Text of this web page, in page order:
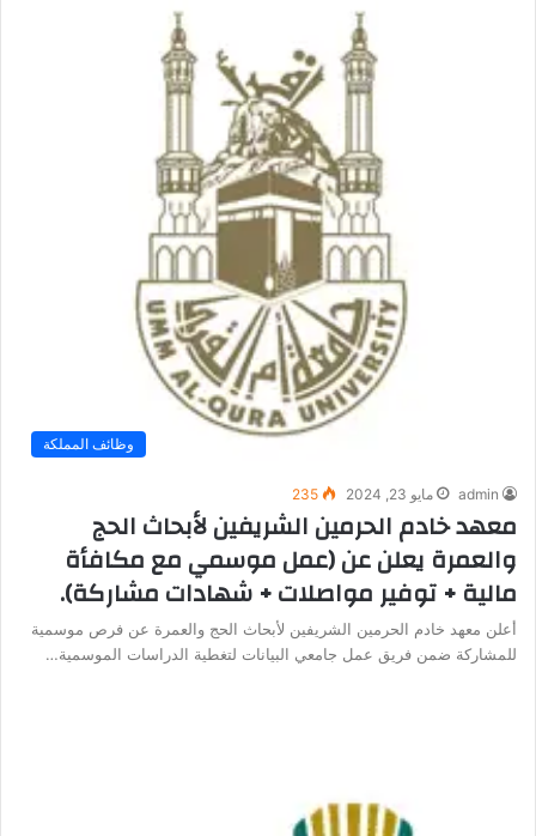
وظائف المملكة
admin مايو 23, 2024 235
معهد خادم الحرمين الشريفين لأبحاث الحج
والعمرة يعلن عن (عمل موسمي مع مكافأة
مالية + توفير مواصلات + شهادات مشاركة).
أعلن معهد خادم الحرمين الشريفين لأبحاث الحج والعمرة عن فرص موسمية
للمشاركة ضمن فريق عمل جامعي البيانات لتغطية الدراسات الموسمية…